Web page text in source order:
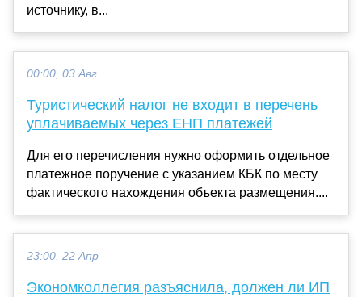
источнику, в...
00:00, 03 Авг
Туристический налог не входит в перечень
уплачиваемых через ЕНП платежей
Для его перечисления нужно оформить отдельное
платежное поручение с указанием КБК по месту
фактического нахождения объекта размещения....
23:00, 22 Апр
Экономколлегия разъяснила, должен ли ИП